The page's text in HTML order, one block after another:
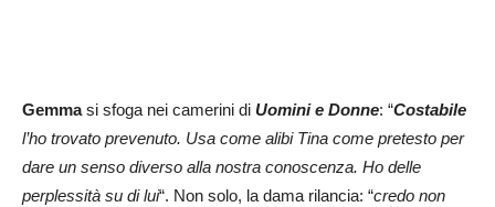
Gemmasi sfoga nei camerini di Uomini e Donne: “Costabile
l’ho trovato prevenuto. Usa come alibi Tina come pretesto per
dare un senso diverso alla nostra conoscenza. Ho delle
perplessità su di lui“. Non solo, la dama rilancia: “credo non